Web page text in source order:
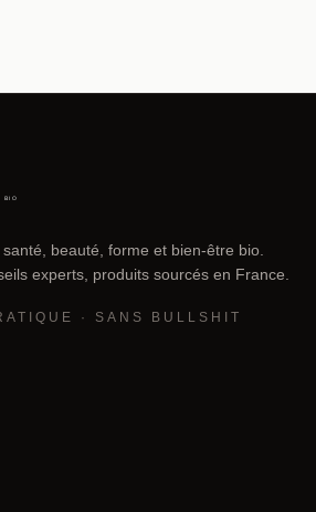
beauté, forme et bien-être bio.
experts, produits sourcés en France.
· SANS BULLSHIT